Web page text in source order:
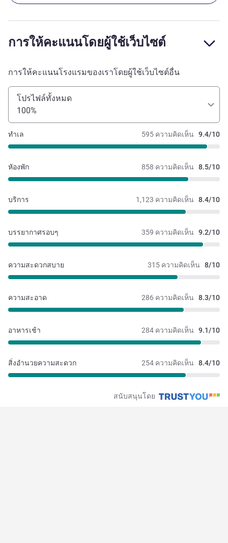
การให้คะแนนโดยผู้ใช้เว็บไซต์
การให้คะแนนโรงแรมของเราโดยผู้ใช้เว็บไซต์อื่น
โปรไฟล์ทั้งหมด
100%
595 ความคิดเห็น 9.4/10
ทำเล
858 ความคิดเห็น 8.5/10
หัองพัก
1,123 ความคิดเห็น 8.4/10
บริการ
359 ความคิดเห็น 9.2/10
บรรยากาศรอบๆ
315 ความคิดเห็น 8/10
ความสะดวกสบาย
286 ความคิดเห็น 8.3/10
ความสะอาด
284 ความคิดเห็น 9.1/10
อาหารเช้า
254 ความคิดเห็น 8.4/10
สิ่งอำนวยความสะดวก
สนับสนุนโดย